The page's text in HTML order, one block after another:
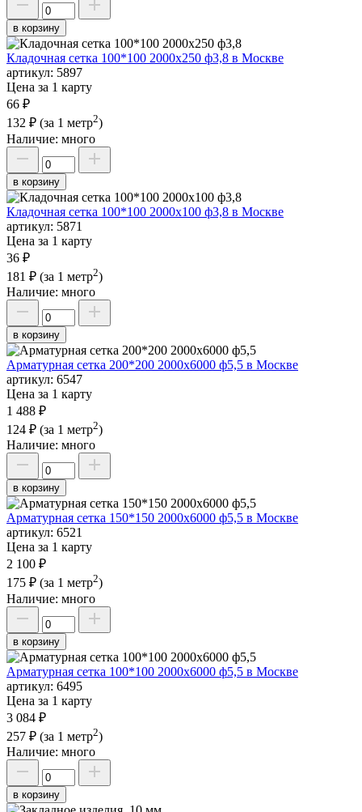
в корзину
Кладочная сетка 100*100 2000х250 ф3,8 в Москве
артикул: 5897
Цена за 1 карту
66 ₽
132 ₽ (за 1 метр2)
Наличие: много
в корзину
Кладочная сетка 100*100 2000х100 ф3,8 в Москве
артикул: 5871
Цена за 1 карту
36 ₽
181 ₽ (за 1 метр2)
Наличие: много
в корзину
Арматурная сетка 200*200 2000х6000 ф5,5 в Москве
артикул: 6547
Цена за 1 карту
1 488 ₽
124 ₽ (за 1 метр2)
Наличие: много
в корзину
Арматурная сетка 150*150 2000х6000 ф5,5 в Москве
артикул: 6521
Цена за 1 карту
2 100 ₽
175 ₽ (за 1 метр2)
Наличие: много
в корзину
Арматурная сетка 100*100 2000х6000 ф5,5 в Москве
артикул: 6495
Цена за 1 карту
3 084 ₽
257 ₽ (за 1 метр2)
Наличие: много
в корзину